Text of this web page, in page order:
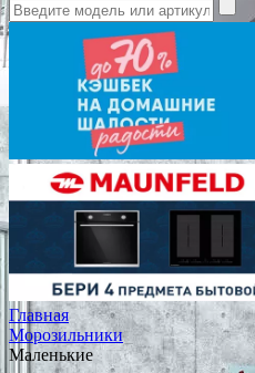
Главная
Морозильники
Маленькие